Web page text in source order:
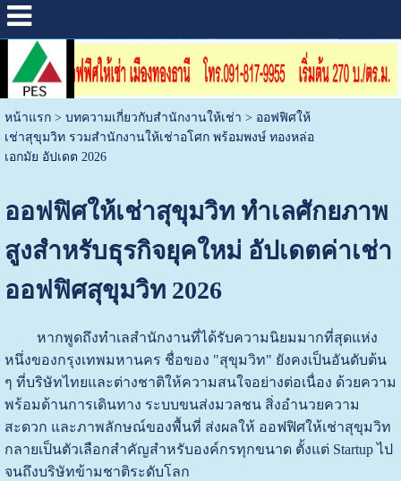
หน้าแรก> บทความเกี่ยวกับสำนักงานให้เช่า > ออฟฟิศให้
เช่าสุขุมวิท รวมสำนักงานให้เช่าอโศก พร้อมพงษ์ ทองหล่อ
เอกมัย อัปเดต 2026
ออฟฟิศให้เช่าสุขุมวิท ทำเลศักยภาพ
สูงสำหรับธุรกิจยุคใหม่ อัปเดตค่าเช่า
ออฟฟิศสุขุมวิท 2026
หากพูดถึงทำเลสำนักงานที่ได้รับความนิยมมากที่สุดแห่ง
หนึ่งของกรุงเทพมหานคร ชื่อของ "สุขุมวิท" ยังคงเป็นอันดับต้น
ๆ ที่บริษัทไทยและต่างชาติให้ความสนใจอย่างต่อเนื่อง ด้วยความ
พร้อมด้านการเดินทาง ระบบขนส่งมวลชน สิ่งอำนวยความ
สะดวก และภาพลักษณ์ของพื้นที่ ส่งผลให้ ออฟฟิศให้เช่าสุขุมวิท
กลายเป็นตัวเลือกสำคัญสำหรับองค์กรทุกขนาด ตั้งแต่ Startup ไป
จนถึงบริษัทข้ามชาติระดับโลก